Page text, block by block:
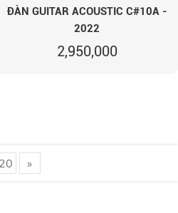
ĐÀN GUITAR ACOUSTIC C#10A -
2022
2,950,000
20 »